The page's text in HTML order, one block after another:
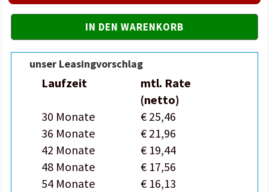
unser Leasingvorschlag
Laufzeit
mtl. Rate
(netto)
30 Monate
€ 25,46
36 Monate
€ 21,96
42 Monate
€ 19,44
48 Monate
€ 17,56
54 Monate
€ 16,13